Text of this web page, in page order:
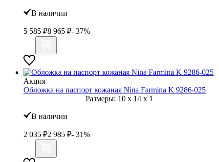
В наличии
5 585 ₽8 965 ₽- 37%
Акция
Обложка на паспорт кожаная Nina Farmina K 9286-025
Размеры: 10 x 14 x 1
В наличии
2 035 ₽2 985 ₽- 31%